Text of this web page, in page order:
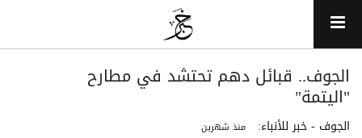
الجوف.. قبائل دهم تحتشد في مطارح
"اليتمة"
الجوف - خبر للأنباء: منذ شهرين